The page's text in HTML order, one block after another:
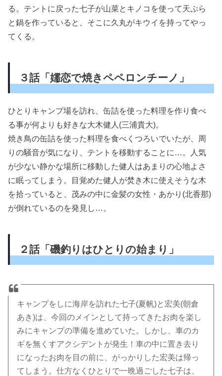
る。テントに戻った七子が山菜とキノコを使って天ぷら
と鍋を作っていると、そこに久丸がキウイを持ってやっ
てくる。
３話「嬬恋で焼きペペロンチーノ」
ひとりキャンプ場を訪れ、缶詰を使った料理を作り食べ
る事が何よりも好きな大木健人(三浦貴大)。
焼き鳥の缶詰を使った料理を食べくつろいでいたが、周
りの騒音が気になり、テントを移動することに…。人気
が少ない静かな場所に移動した健人はあまりの心地よさ
に眠ってしまう。目覚めた健人が焚き木に使えそうな木
を拾っていると、茂みの中に金髪の女性・あかり(北香那)
が倒れているのを発見し…。
２話「磯釣りはひとりの始まり」
キャンプをしに海岸を訪れた七子(夏帆)と宏美(朝倉
あき)は、今回のメインとして持ってきたお肉を楽し
みにキャンプの準備を進めていた。しかし、車のカ
ギを無くすアクシデントが発生！車の中に置き去り
になったお肉を目の前に、がっかりした宏美は帰っ
てしまう。仕方なくひとりで一晩過ごした七子は、